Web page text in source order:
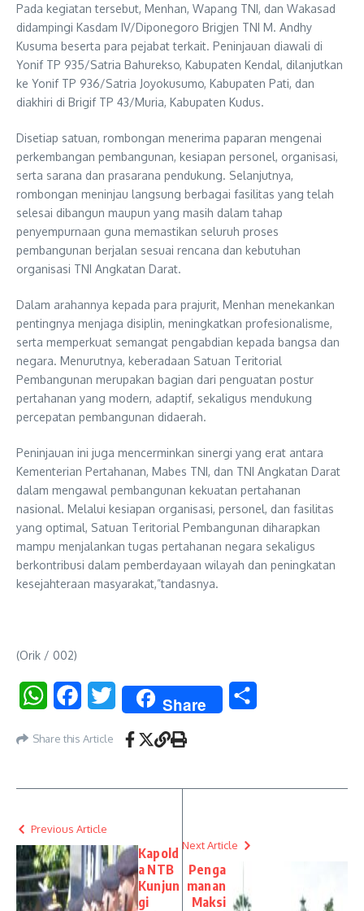
Pada kegiatan tersebut, Menhan, Wapang TNI, dan Wakasad
didampingi Kasdam IV/Diponegoro Brigjen TNI M. Andhy
Kusuma beserta para pejabat terkait. Peninjauan diawali di
Yonif TP 935/Satria Bahurekso, Kabupaten Kendal, dilanjutkan
ke Yonif TP 936/Satria Joyokusumo, Kabupaten Pati, dan
diakhiri di Brigif TP 43/Muria, Kabupaten Kudus.
Disetiap satuan, rombongan menerima paparan mengenai
perkembangan pembangunan, kesiapan personel, organisasi,
serta sarana dan prasarana pendukung. Selanjutnya,
rombongan meninjau langsung berbagai fasilitas yang telah
selesai dibangun maupun yang masih dalam tahap
penyempurnaan guna memastikan seluruh proses
pembangunan berjalan sesuai rencana dan kebutuhan
organisasi TNI Angkatan Darat.
Dalam arahannya kepada para prajurit, Menhan menekankan
pentingnya menjaga disiplin, meningkatkan profesionalisme,
serta memperkuat semangat pengabdian kepada bangsa dan
negara. Menurutnya, keberadaan Satuan Teritorial
Pembangunan merupakan bagian dari penguatan postur
pertahanan yang modern, adaptif, sekaligus mendukung
percepatan pembangunan didaerah.
Peninjauan ini juga mencerminkan sinergi yang erat antara
Kementerian Pertahanan, Mabes TNI, dan TNI Angkatan Darat
dalam mengawal pembangunan kekuatan pertahanan
nasional. Melalui kesiapan organisasi, personel, dan fasilitas
yang optimal, Satuan Teritorial Pembangunan diharapkan
mampu menjalankan tugas pertahanan negara sekaligus
berkontribusi dalam pemberdayaan wilayah dan peningkatan
kesejahteraan masyarakat,”tandasnya.
(Orik / 002)
WhatsAppFacebookTwitter Share
Share this Article
Previous Article
Kapold
a NTB
Kunjun
gi
Next Article
Penga
manan
Maksi